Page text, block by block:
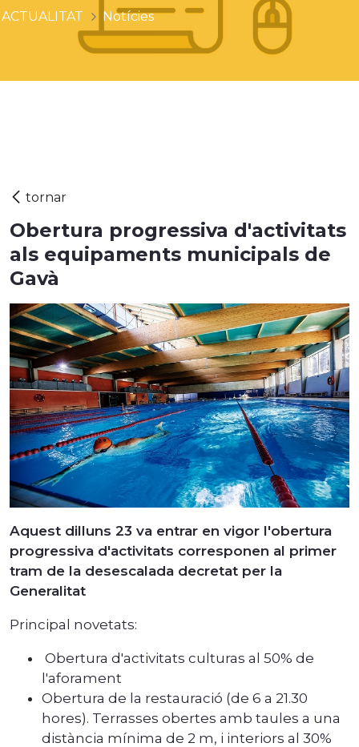
ACTUALITAT Notícies
Obertura progressiva d'activitats
als equipaments municipals de
Gavà
Aquest dilluns 23 va entrar en vigor l'obertura
progressiva d'activitats corresponen al primer
tram de la desescalada decretat per la
Generalitat
Principal novetats:
Obertura d'activitats culturas al 50% de
l'aforament
Obertura de la restauració (de 6 a 21.30
hores). Terrasses obertes amb taules a una
distància mínima de 2 m, i interiors al 30%